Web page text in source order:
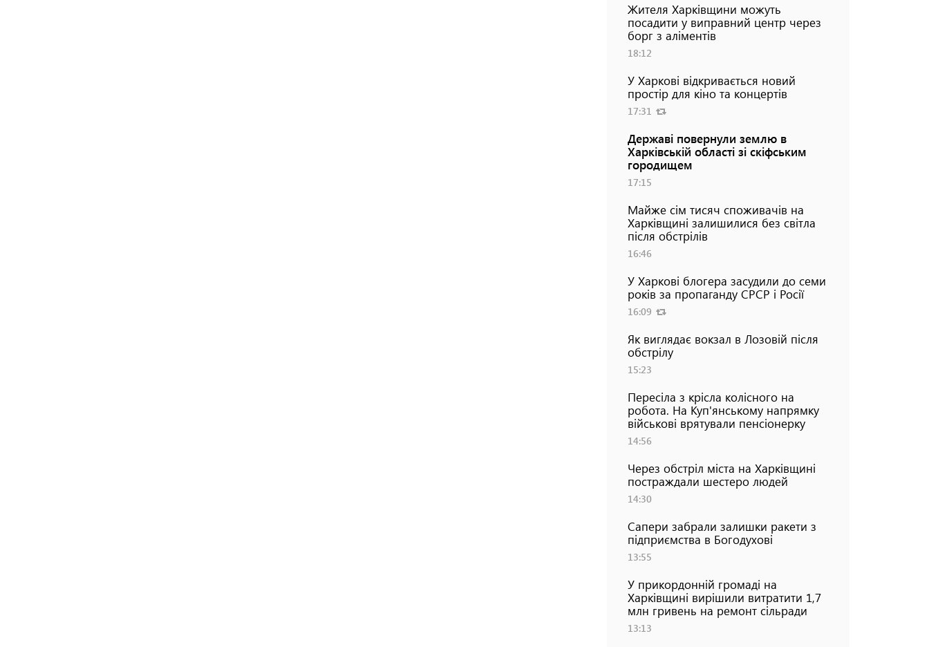
Жителя Харківщини можуть
посадити у виправний центр через
борг з аліментів
18:12
У Харкові відкривається новий
простір для кіно та концертів
17:31
Державі повернули землю в
Харківській області зі скіфським
городищем
17:15
Майже сім тисяч споживачів на
Харківщині залишилися без світла
після обстрілів
16:46
У Харкові блогера засудили до семи
років за пропаганду СРСР і Росії
16:09
Як виглядає вокзал в Лозовій після
обстрілу
15:23
Пересіла з крісла колісного на
робота. На Куп'янському напрямку
військові врятували пенсіонерку
14:56
Через обстріл міста на Харківщині
постраждали шестеро людей
14:30
Сапери забрали залишки ракети з
підприємства в Богодухові
13:55
У прикордонній громаді на
Харківщині вирішили витратити 1,7
млн гривень на ремонт сільради
13:13